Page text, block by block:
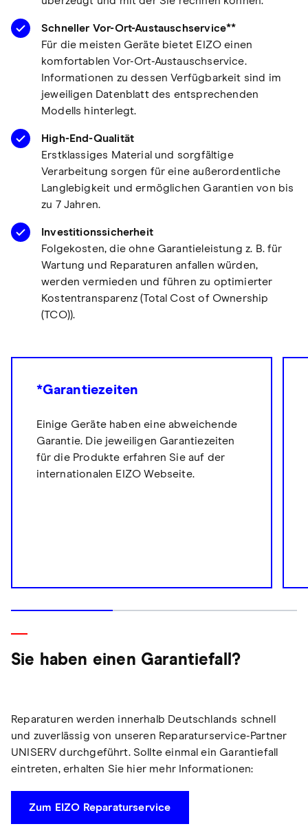
Schneller Vor-Ort-Austauschservice**
Für die meisten Geräte bietet EIZO einen
komfortablen Vor-Ort-Austauschservice.
Informationen zu dessen Verfügbarkeit sind im
jeweiligen Datenblatt des entsprechenden
Modells hinterlegt.
High-End-Qualität
Erstklassiges Material und sorgfältige
Verarbeitung sorgen für eine außerordentliche
Langlebigkeit und ermöglichen Garantien von bis
zu 7 Jahren.
Investitionssicherheit
Folgekosten, die ohne Garantieleistung z. B. für
Wartung und Reparaturen anfallen würden,
werden vermieden und führen zu optimierter
Kostentransparenz (Total Cost of Ownership
(TCO)).
*Garantiezeiten
Einige Geräte haben eine abweichende
Garantie. Die jeweiligen Garantiezeiten
für die Produkte erfahren Sie auf der
internationalen EIZO Webseite.
Sie haben einen Garantiefall?
Reparaturen werden innerhalb Deutschlands schnell
und zuverlässig von unseren Reparaturservice-Partner
UNISERV durchgeführt. Sollte einmal ein Garantiefall
eintreten, erhalten Sie hier mehr Informationen:
Zum EIZO Reparaturservice